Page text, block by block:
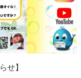
せ】